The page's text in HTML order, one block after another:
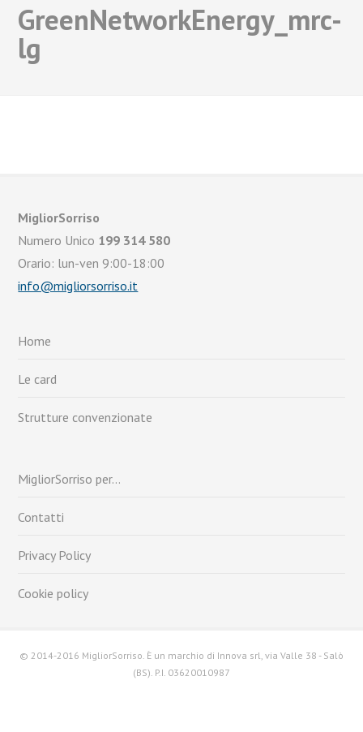
GreenNetworkEnergy_mrc-
lg
MigliorSorriso
Numero Unico 199 314 580
Orario: lun-ven 9:00-18:00
info@migliorsorriso.it
Home
Le card
Strutture convenzionate
MigliorSorriso per…
Contatti
Privacy Policy
Cookie policy
© 2014-2016 MigliorSorriso. È un marchio di Innova srl, via Valle 38 - Salò
(BS). P.I. 03620010987